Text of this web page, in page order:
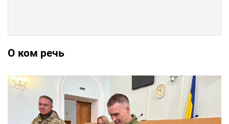
О ком речь